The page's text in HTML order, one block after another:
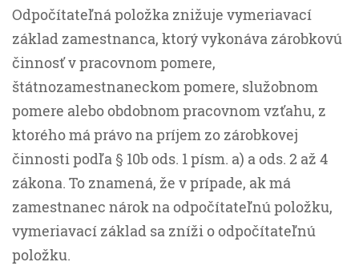
Odpočítateľná položka znižuje vymeriavací
základ zamestnanca, ktorý vykonáva zárobkovú
činnosť v pracovnom pomere,
štátnozamestnaneckom pomere, služobnom
pomere alebo obdobnom pracovnom vzťahu, z
ktorého má právo na príjem zo zárobkovej
činnosti podľa § 10b ods. 1 písm. a) a ods. 2 až 4
zákona. To znamená, že v prípade, ak má
zamestnanec nárok na odpočítateľnú položku,
vymeriavací základ sa zníži o odpočítateľnú
položku.